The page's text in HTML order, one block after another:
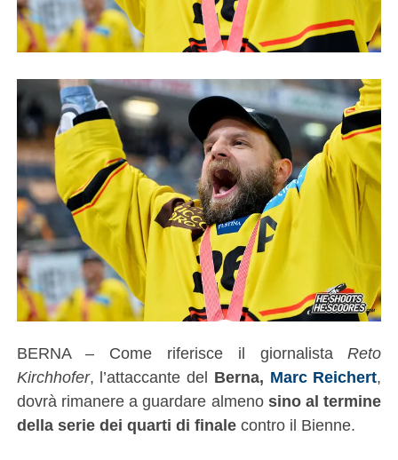
BERNA – Come riferisce il giornalistaReto
Kirchhofer, l’attaccante del Berna, Marc Reichert,
dovrà rimanere a guardare almeno sino al termine
della serie dei quarti di finalecontro il Bienne.